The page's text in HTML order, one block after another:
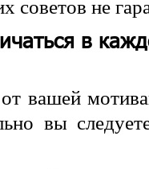
советов не
в
вашей
вы